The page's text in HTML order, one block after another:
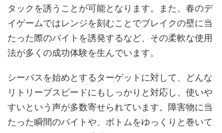
タックを誘うことが可能となります。また、春のデ
イゲームではレンジを刻むことでブレイクの壁に当
たった際のバイトを誘発するなど、その柔軟な使用
法が多くの成功体験を生んでいます。
シーバスを始めとするターゲットに対して、どんな
リトリーブスピードにもしっかりと対応し、使いや
すいという声が多数寄せられています。障害物に当
たった瞬間のバイトや、ボトムをゆっくりと巻いて